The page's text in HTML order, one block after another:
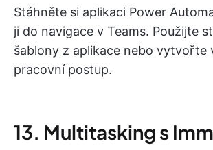
Stáhněte si aplikaci Power
ji do navigace v Teams. Použijte
šablony z aplikace nebo vytvořte
pracovní postup.
13. Multitasking s